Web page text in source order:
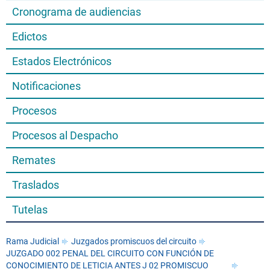
Cronograma de audiencias
Edictos
Estados Electrónicos
Notificaciones
Procesos
Procesos al Despacho
Remates
Traslados
Tutelas
Rama Judicial
Juzgados promiscuos del circuito
JUZGADO 002 PENAL DEL CIRCUITO CON FUNCIÓN DE
CONOCIMIENTO DE LETICIA ANTES J 02 PROMISCUO